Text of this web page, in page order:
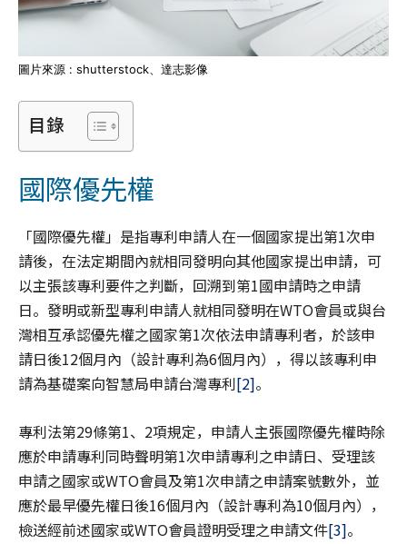
圖片來源 : shutterstock、達志影像
目錄
國際優先權
「國際優先權」是指專利申請人在一個國家提出第1次申
請後，在法定期間內就相同發明向其他國家提出申請，可
以主張該專利要件之判斷，回溯到第1國申請時之申請
日。發明或新型專利申請人就相同發明在WTO會員或與台
灣相互承認優先權之國家第1次依法申請專利者，於該申
請日後12個月內（設計專利為6個月內），得以該專利申
請為基礎案向智慧局申請台灣專利[2]。
專利法第29條第1、2項規定，申請人主張國際優先權時除
應於申請專利同時聲明第1次申請專利之申請日、受理該
申請之國家或WTO會員及第1次申請之申請案號數外，並
應於最早優先權日後16個月內（設計專利為10個月內），
檢送經前述國家或WTO會員證明受理之申請文件[3]。